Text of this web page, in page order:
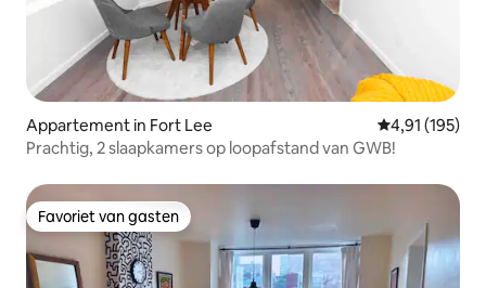
Appartement in Fort Lee Gemiddelde
4,91 (195)
Prachtig, 2 slaapkamers op loopafstand van GWB!
Favoriet van gasten
Favoriet van gasten